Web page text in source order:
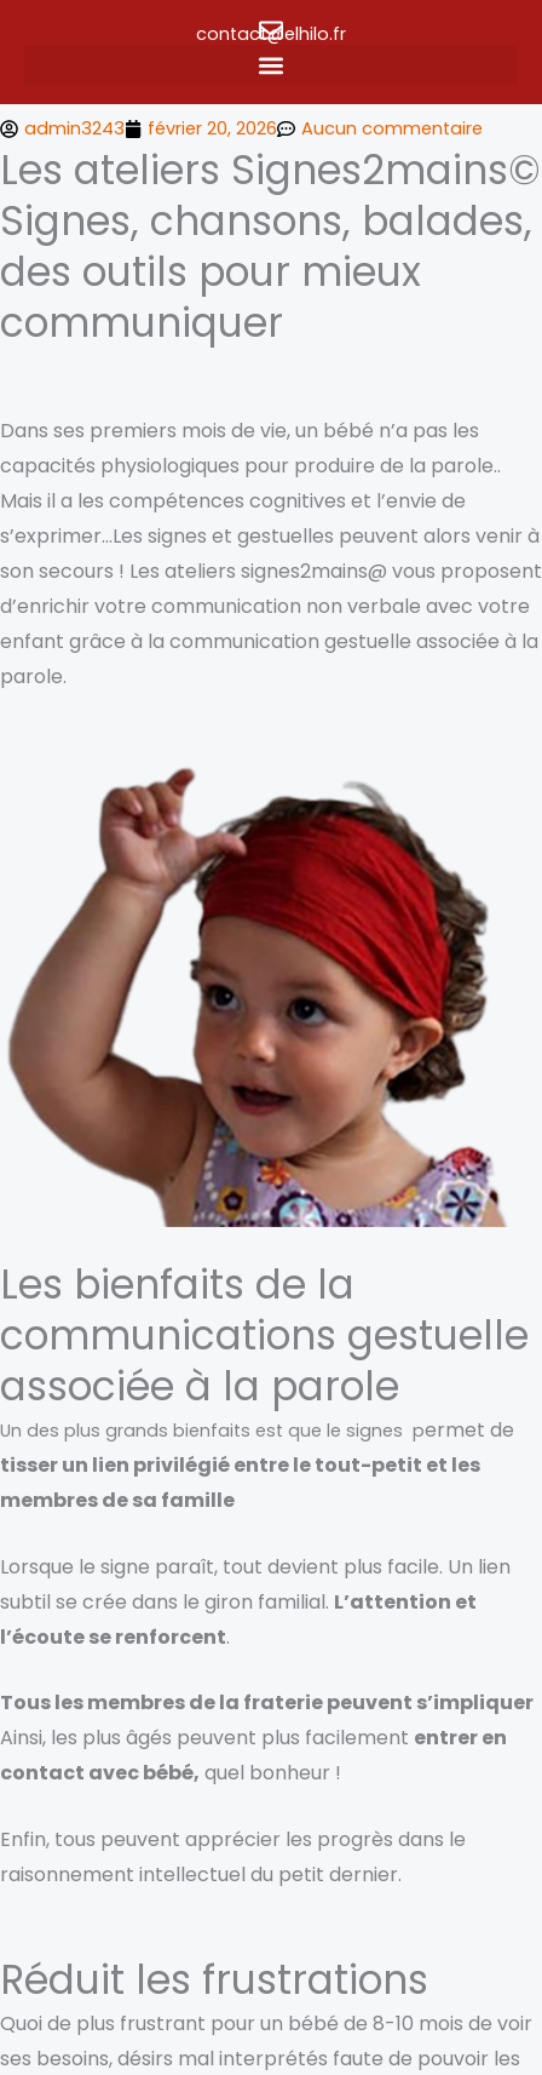
contact@elhilo.fr
admin3243 février 20, 2026 Aucun commentaire
Les ateliers Signes2mains©
Signes, chansons, balades,
des outils pour mieux
communiquer
Dans ses premiers mois de vie, un bébé n’a pas les
capacités physiologiques pour produire de la parole..
Mais il a les compétences cognitives et l’envie de
s’exprimer…Les signes et gestuelles peuvent alors venir à
son secours ! Les ateliers signes2mains@ vous proposent
d’enrichir votre communication non verbale avec votre
enfant grâce à la communication gestuelle associée à la
parole.
Les bienfaits de la
communications gestuelle
associée à la parole
Un des plus grands bienfaits est que le signes permet de
tisser un lien privilégié entre le tout-petit et les
membres de sa famille
Lorsque le signe paraît, tout devient plus facile. Un lien
subtil se crée dans le giron familial. L’attention et
l’écoute se renforcent.
Tous les membres de la fraterie peuvent s’impliquer
Ainsi, les plus âgés peuvent plus facilement entrer en
contact avec bébé, quel bonheur !
Enfin, tous peuvent apprécier les progrès dans le
raisonnement intellectuel du petit dernier.
Réduit les frustrations
Quoi de plus frustrant pour un bébé de 8-10 mois de voir
ses besoins, désirs mal interprétés faute de pouvoir les